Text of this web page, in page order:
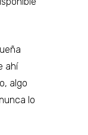
ahí
algo
lo